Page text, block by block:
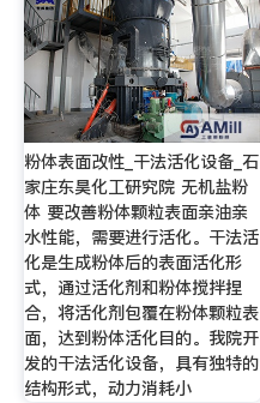
粉体表面改性_干法活化设备_石
家庄东昊化工研究院 无机盐粉
体 要改善粉体颗粒表面亲油亲
水性能，需要进行活化。干法活
化是生成粉体后的表面活化形
式，通过活化剂和粉体搅拌捏
合，将活化剂包覆在粉体颗粒表
面，达到粉体活化目的。我院开
发的干法活化设备，具有独特的
结构形式，动力消耗小